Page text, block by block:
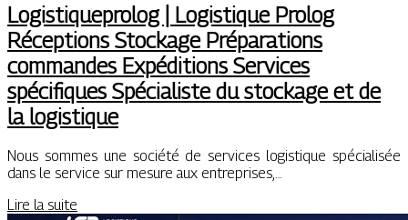
Logistiquep­ro­log | Logistique Prolog
Réceptions Stockage Prépara­tions
commandes Expéditions Services
spécifiques Spécialiste du stockage et de
la logistique
Nous sommes une société de services logistique spécialisée
dans le service sur mesure aux entreprises,…
Lire la suite